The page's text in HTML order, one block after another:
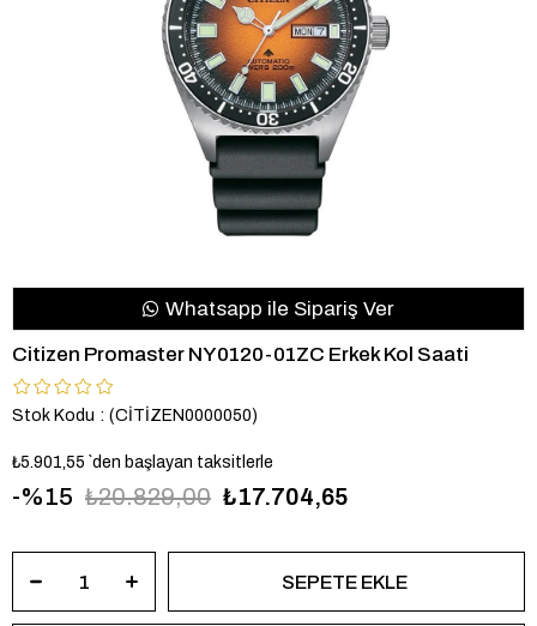
Whatsapp ile Sipariş Ver
Citizen Promaster NY0120-01ZC Erkek Kol Saati
Stok Kodu (CİTİZEN0000050)
₺5.901,55 `den başlayan taksitlerle
15 ₺20.829,00 ₺17.704,65